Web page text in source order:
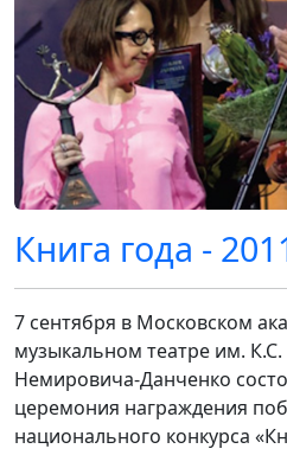
Книга года -
7 сентября в Московском
музыкальном театре им. К.С.
Немировича-Данченко
церемония награждения
национального конкурса